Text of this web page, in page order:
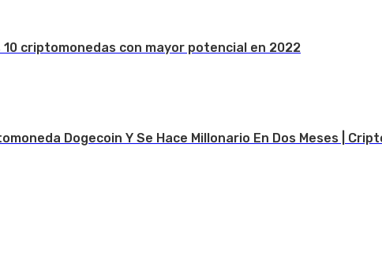
criptomonedas con mayor potencial en 2022
Dogecoin Y Se Hace Millonario En Dos Meses |